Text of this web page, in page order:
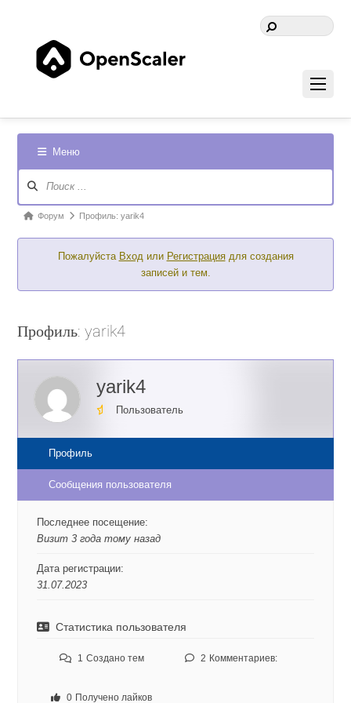
Меню
Форума
ФорумФорум Профиль: yarik4
Пожалуйста Входили Регистрациядля создания
записей и тем.
Профиль: yarik4
yarik4
Пользователь
Профиль
Сообщения пользователя
Последнее посещение:
Визит 3 года тому назад
Дата регистрации:
31.07.2023
Статистика пользователя
1 Создано тем 2 Комментариев:
0 Получено лайков